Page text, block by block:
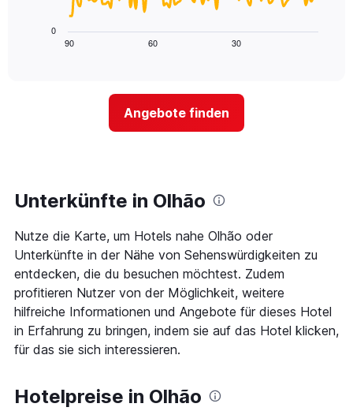
letzten
Achse,
den
durchschnittlichen
Zimmerpreis
an
diesem
Wochenende
anzeigt,
der
in
3
folgende
Diagramm
näher
das
rückt.
Das
Diagramm
hat
1
X-
Achse,
die
die
der
Tage
90 60 30
0
Angebote finden
Unterkünfte in Olhão
Nutze die Karte, um Hotels nahe Olhão oder
Unterkünfte in der Nähe von Sehenswürdigkeiten zu
entdecken, die du besuchen möchtest. Zudem
profitieren Nutzer von der Möglichkeit, weitere
hilfreiche Informationen und Angebote für dieses Hotel
in Erfahrung zu bringen, indem sie auf das Hotel klicken,
für das sie sich interessieren.
Hotelpreise in Olhão